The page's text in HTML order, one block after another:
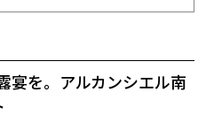
宴を。アルカンシエル南